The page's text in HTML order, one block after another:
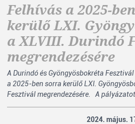
Felhívás a 2025-
kerülő LXI.
a XLVIII. Durindó
megrendezésére
A Durindó és Gyöngyösbokréta
a 2025-ben sorra kerülő LXI.
Fesztivál megrendezésére. A
2024. május.